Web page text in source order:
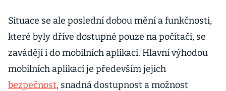
Situace se ale poslední dobou mění a funkčnosti,
které byly dříve dostupné pouze na počítači, se
zavádějí i do mobilních aplikací. Hlavní výhodou
mobilních aplikací je především jejich
bezpečnost, snadná dostupnost a možnost